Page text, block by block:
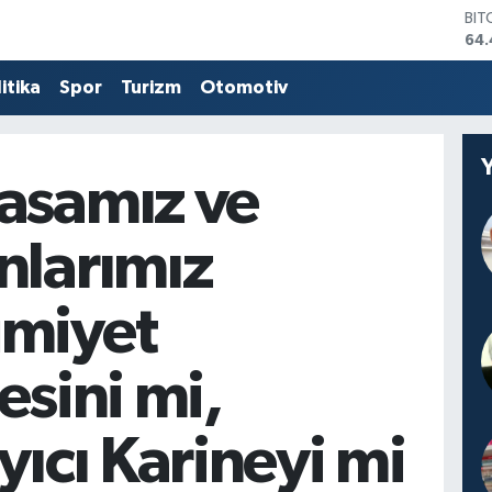
Spor Turizm Otomotiv
ve
mi,
Karineyi mi